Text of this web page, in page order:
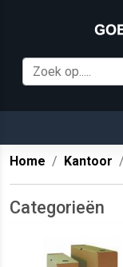
Home Kantoor
Categorieën